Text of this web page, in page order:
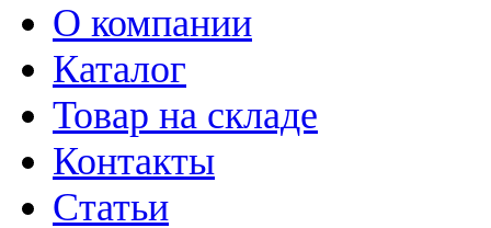
О компании
Каталог
Товар на складе
Контакты
Статьи